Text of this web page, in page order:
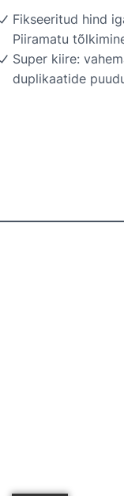
Fikseeritud hind
Piiramatu
Super kiire:
duplikaatide